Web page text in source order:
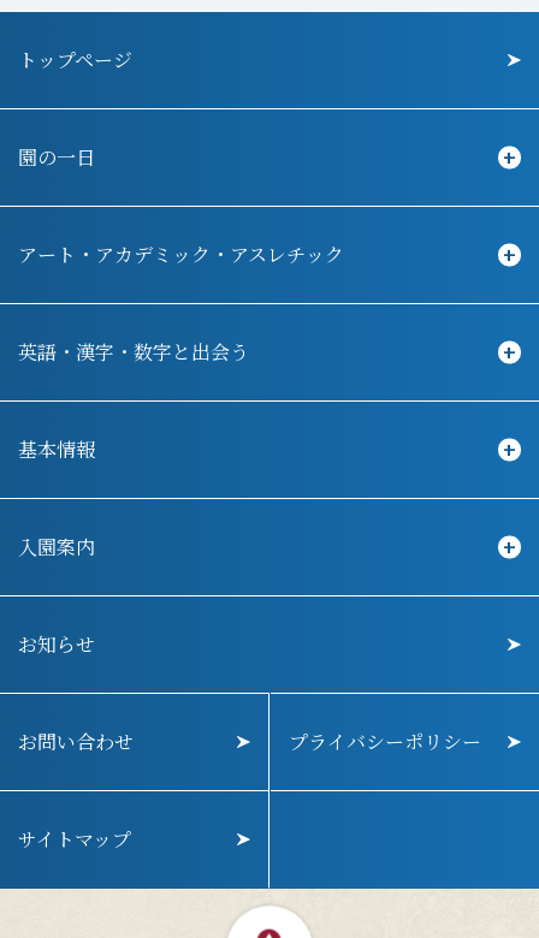
トップページ
園の一日
アート・アカデミック・アスレチック
英語・漢字・数字と出会う
基本情報
入園案内
お知らせ
お問い合わせ プライバシーポリシー
サイトマップ